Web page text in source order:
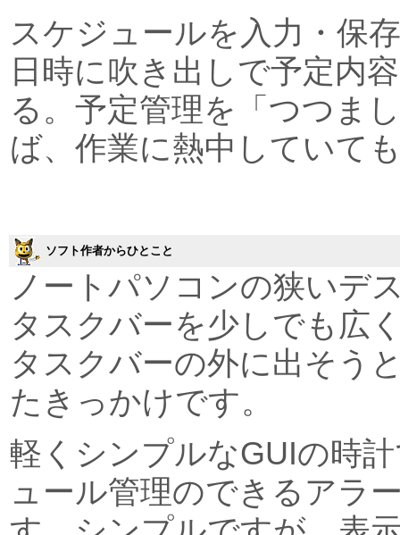
スケジュールを入力・保
日時に吹き出しで予定内
る。予定管理を「つつま
ば、作業に熱中していて
ソフト作者からひとこと
ノートパソコンの狭いデ
タスクバーを少しでも広
タスクバーの外に出そう
たきっかけです。
軽くシンプルなGUIの時
ュール管理のできるアラ